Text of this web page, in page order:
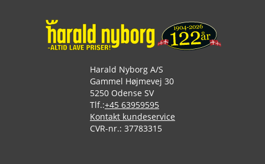
Harald Nyborg A/S
Gammel Højmevej 30
5250 Odense SV
Tlf.:+45 63959595
Kontakt kundeservice
CVR-nr.: 37783315